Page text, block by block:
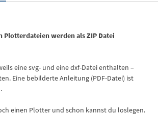
Plotterdateien werden als ZIP Datei
eine svg- und eine dxf-Datei enthalten –
Eine bebilderte Anleitung (PDF-Datei) ist
einen Plotter und schon kannst du loslegen.